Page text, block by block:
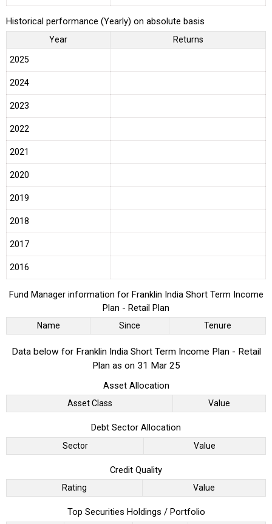
Historical performance (Yearly) on absolute basis
Year Returns
2025
2024
2023
2022
2021
2020
2019
2018
2017
2016
Fund Manager information for Franklin India Short Term Income
Plan - Retail Plan
Name Since Tenure
Data below for Franklin India Short Term Income Plan - Retail
Plan as on 31 Mar 25
Asset Allocation
Asset Class Value
Debt Sector Allocation
Sector Value
Credit Quality
Rating Value
Top Securities Holdings / Portfolio